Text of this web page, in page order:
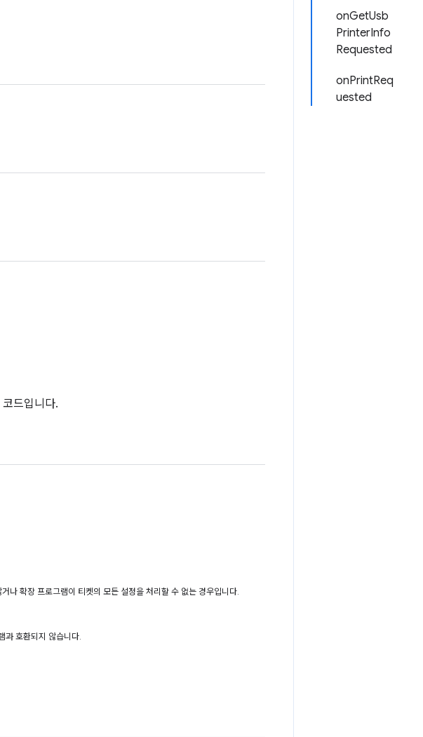
onGetUsb
PrinterInfo
Requested
onPrintReq
uested
드입니다.
나 확장 프로그램이 티켓의 모든 설정을 처리할 수 없는 경우입니다.
과 호환되지 않습니다.